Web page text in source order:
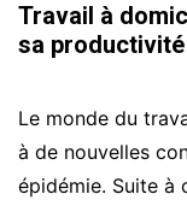
Travail à
sa productivité
Le monde du
à de nouvelles
épidémie. Suite à